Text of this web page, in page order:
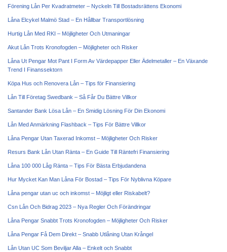
Förening Lån Per Kvadratmeter – Nyckeln Till Bostadsrättens Ekonomi
Låna Elcykel Malmö Stad – En Hållbar Transportlösning
Hurtig Lån Med RKI – Möjligheter Och Utmaningar
Akut Lån Trots Kronofogden – Möjligheter och Risker
Låna Ut Pengar Mot Pant I Form Av Värdepapper Eller Ädelmetaller – En Växande
Trend I Finanssektorn
Köpa Hus och Renovera Lån – Tips för Finansiering
Lån Till Företag Swedbank – Så Får Du Bättre Villkor
Santander Bank Lösa Lån – En Smidig Lösning För Din Ekonomi
Lån Med Anmärkning Flashback – Tips För Bättre Villkor
Låna Pengar Utan Taxerad Inkomst – Möjligheter Och Risker
Resurs Bank Lån Utan Ränta – En Guide Till Räntefri Finansiering
Låna 100 000 Låg Ränta – Tips För Bästa Erbjudandena
Hur Mycket Kan Man Låna För Bostad – Tips För Nyblivna Köpare
Låna pengar utan uc och inkomst – Möjligt eller Riskabelt?
Csn Lån Och Bidrag 2023 – Nya Regler Och Förändringar
Låna Pengar Snabbt Trots Kronofogden – Möjligheter Och Risker
Låna Pengar Få Dem Direkt – Snabb Utlåning Utan Krångel
Lån Utan UC Som Beviljar Alla – Enkelt och Snabbt